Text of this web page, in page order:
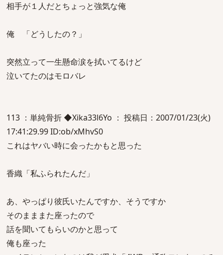
相手が１人だとちょっと強気な俺
俺 「どうしたの？」
突然立って一生懸命涙を拭いてるけど
泣いてたのはモロバレ
113 ：単純骨折 ◆Xika33l6Yo ： 投稿日：2007/01/23(火)
17:41:29.99 ID:ob/xMhvS0
これはヤバい時に会ったかもと思った
香織「私ふられたんだ」
あ、やっぱり彼氏いたんですか、そうですか
そのまままた座ったので
話を聞いてもらいのかと思って
俺も座った